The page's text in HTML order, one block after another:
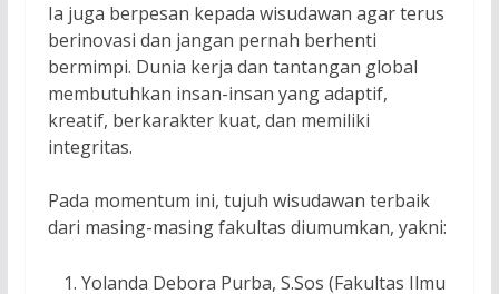
Ia juga berpesan kepada wisudawan agar terus
berinovasi dan jangan pernah berhenti
bermimpi. Dunia kerja dan tantangan global
membutuhkan insan-insan yang adaptif,
kreatif, berkarakter kuat, dan memiliki
integritas.
Pada momentum ini, tujuh wisudawan terbaik
dari masing-masing fakultas diumumkan, yakni:
Yolanda Debora Purba, S.Sos (Fakultas Ilmu